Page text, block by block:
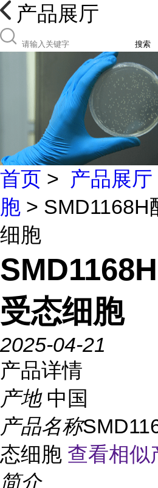
产品展厅
搜索
首页 > 产品展厅
胞 > SMD1168H
细胞
受态细胞
2025-04-21
产品详情
产地 中国
产品名称
态细胞 查看相
简介